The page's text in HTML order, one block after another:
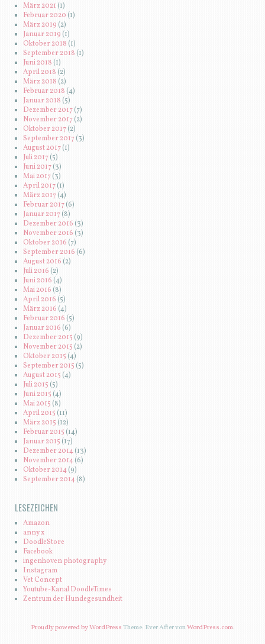
März 2021 (1)
Februar 2020 (1)
März 2019 (2)
Januar 2019 (1)
Oktober 2018(1)
September 2018 (1)
Juni 2018 (1)
April 2018(2)
März 2018 (2)
Februar 2018 (4)
Januar 2018 (5)
Dezember 2017(7)
November 2017(2)
Oktober 2017(2)
September 2017(3)
August 2017(1)
Juli 2017(5)
Juni 2017(3)
Mai 2017(3)
April 2017(1)
März 2017(4)
Februar 2017(6)
Januar 2017(8)
Dezember 2016 (3)
November 2016 (3)
Oktober 2016(7)
September 2016 (6)
August 2016 (2)
Juli 2016(2)
Juni 2016 (4)
Mai 2016 (8)
April 2016(5)
März 2016 (4)
Februar 2016 (5)
Januar 2016 (6)
Dezember 2015 (9)
November 2015 (2)
Oktober 2015 (4)
September 2015 (5)
August 2015 (4)
Juli 2015 (5)
Juni 2015 (4)
Mai 2015 (8)
April 2015 (11)
März 2015(12)
Februar 2015 (14)
Januar 2015 (17)
Dezember 2014(13)
November 2014(6)
Oktober 2014(9)
September 2014(8)
LESEZEICHEN
Amazon
anny x
DoodleStore
Facebook
ingenhoven photography
Instagram
Vet Concept
Youtube-Kanal DoodleTimes
Zentrum der Hundegesundheit
Proudly powered by WordPressTheme: Ever After vonWordPress.com.